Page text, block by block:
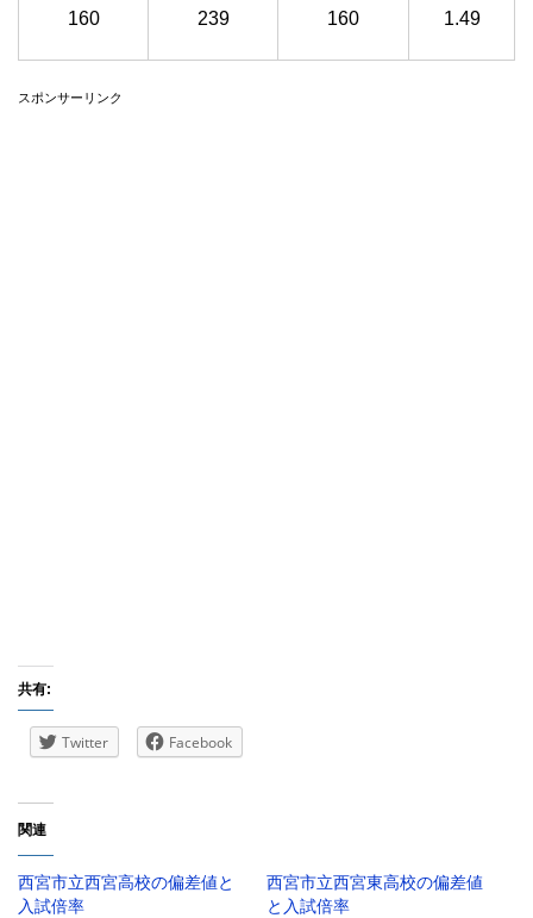
160 239 160 1.49
スポンサーリンク
共有:
Twitter Facebook
関連
西宮市立西宮高校の偏差値と
入試倍率
西宮市立西宮東高校の偏差値
と入試倍率